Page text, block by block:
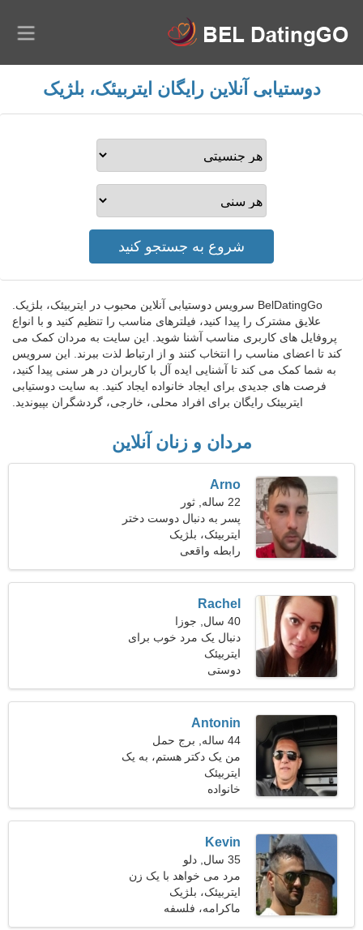
دوستیابی آنلاین رایگان ایتربیئک، بلژیک
BelDatingGo سرویس دوستیابی آنلاین محبوب در ایتربیئک، بلژیک.
علایق مشترک را پیدا کنید، فیلترهای مناسب را تنظیم کنید و با انواع
پروفایل های کاربری مناسب آشنا شوید. این سایت به مردان کمک می
کند تا اعضای مناسب را انتخاب کنند و از ارتباط لذت ببرند. این سرویس
به شما کمک می کند تا آشنایی ایده آل با کاربران در هر سنی پیدا کنید،
فرصت های جدیدی برای ایجاد خانواده ایجاد کنید. به سایت دوستیابی
ایتربیئک رایگان برای افراد محلی، خارجی، گردشگران بپیوندید.
مردان و زنان آنلاین
Arno
22 ساله, ثور
پسر به دنبال دوست دختر
است 24-31
ایتربیئک، بلژیک
رابطه واقعی
Rachel
40 سال, جوزا
دنبال یک مرد خوب برای
کمپینگ هستم
ایتربیئک
دوستی
Antonin
44 ساله, برج حمل
من یک دکتر هستم، به یک
خانم حساس نیاز دارم
ایتربیئک
خانواده
Kevin
35 سال, دلو
مرد می خواهد با یک زن
ملاقات کند 27-33
ایتربیئک، بلژیک
ماکرامه، فلسفه